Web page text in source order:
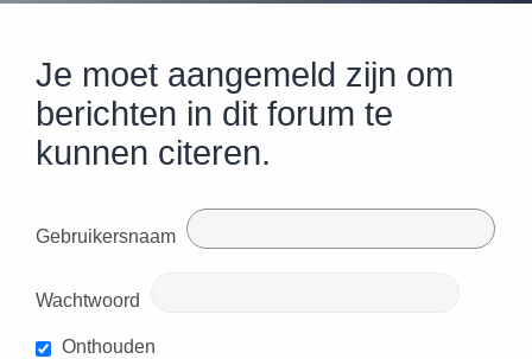
Je moet aangemeld zijn om
berichten in dit forum te
kunnen citeren.
Gebruikersnaam
Wachtwoord
Onthouden